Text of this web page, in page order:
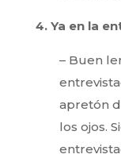
4. Ya en la
– Buen
apretón
los ojos.